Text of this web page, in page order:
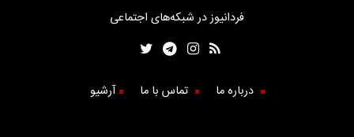
فردانیوز در شبکه‌های اجتماعی
درباره ما تماس با ما آرشیو